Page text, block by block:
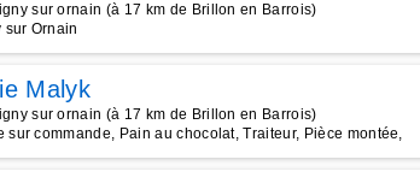
sur ornain (à 17 km de Brillon en Barrois)
Ornain
Malyk
sur ornain (à 17 km de Brillon en Barrois)
commande, Pain au chocolat, Traiteur, Pièce montée,